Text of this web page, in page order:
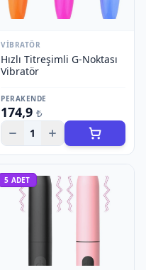
VIBRATÖR
Hızlı Titreşimli G-Noktası
Vibratör
PERAKENDE
174,9 ₺
1
5 ADET